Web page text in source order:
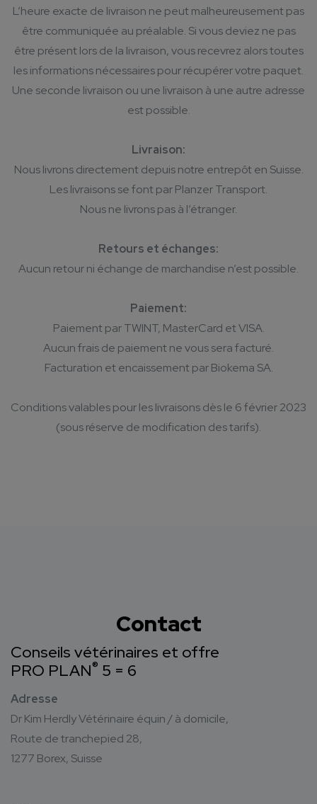
L’heure exacte de livraison ne peut malheureusement pas
être communiquée au préalable. Si vous deviez ne pas
être présent lors de la livraison, vous recevrez alors toutes
les informations nécessaires pour récupérer votre paquet.
Une seconde livraison ou une livraison à une autre adresse
est possible.
Livraison:
Nous livrons directement depuis notre entrepôt en Suisse.
Les livraisons se font par Planzer Transport.
Nous ne livrons pas à l’étranger.
Retours et échanges:
Aucun retour ni échange de marchandise n’est possible.
Paiement:
Paiement par TWINT, MasterCard et VISA.
Aucun frais de paiement ne vous sera facturé.
Facturation et encaissement par Biokema SA.
Conditions valables pour les livraisons dès le 6 février 2023
(sous réserve de modification des tarifs).
Contact
Conseils vétérinaires et offre
PRO PLAN® 5 = 6
Adresse
Dr Kim Herdly Vétérinaire équin / à domicile,
Route de tranchepied 28,
1277 Borex, Suisse